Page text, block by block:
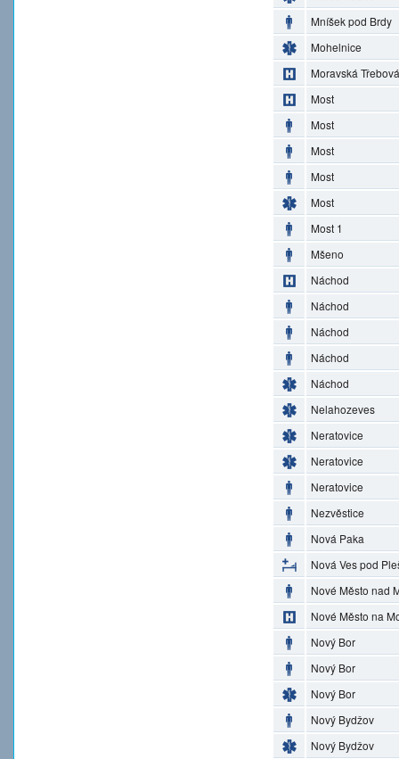
Mníšek pod Brdy
Mohelnice
Moravská Třebová
Most
Most
Most
Most
Most
Most 1
Mšeno
Náchod
Náchod
Náchod
Náchod
Náchod
Nelahozeves
Neratovice
Neratovice
Neratovice
Nezvěstice
Nová Paka
Nová Ves pod
Nové Město nad
Nové Město na
Nový Bor
Nový Bor
Nový Bor
Nový Bydžov
Nový Bydžov